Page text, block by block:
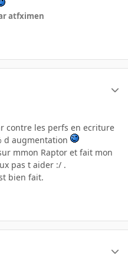
atfximen
contre les perfs en ecriture
d augmentation
mmon Raptor et fait mon
pas t aider :/ .
bien fait.